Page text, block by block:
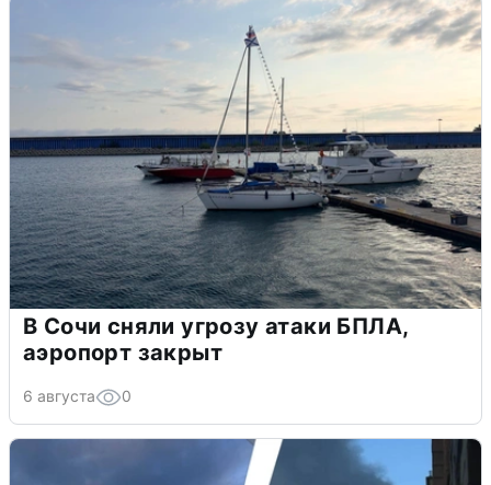
В Сочи сняли угрозу атаки БПЛА,
аэропорт закрыт
6 августа 0